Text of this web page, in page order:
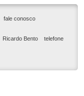
fale conosco
Ricardo Bento telefone